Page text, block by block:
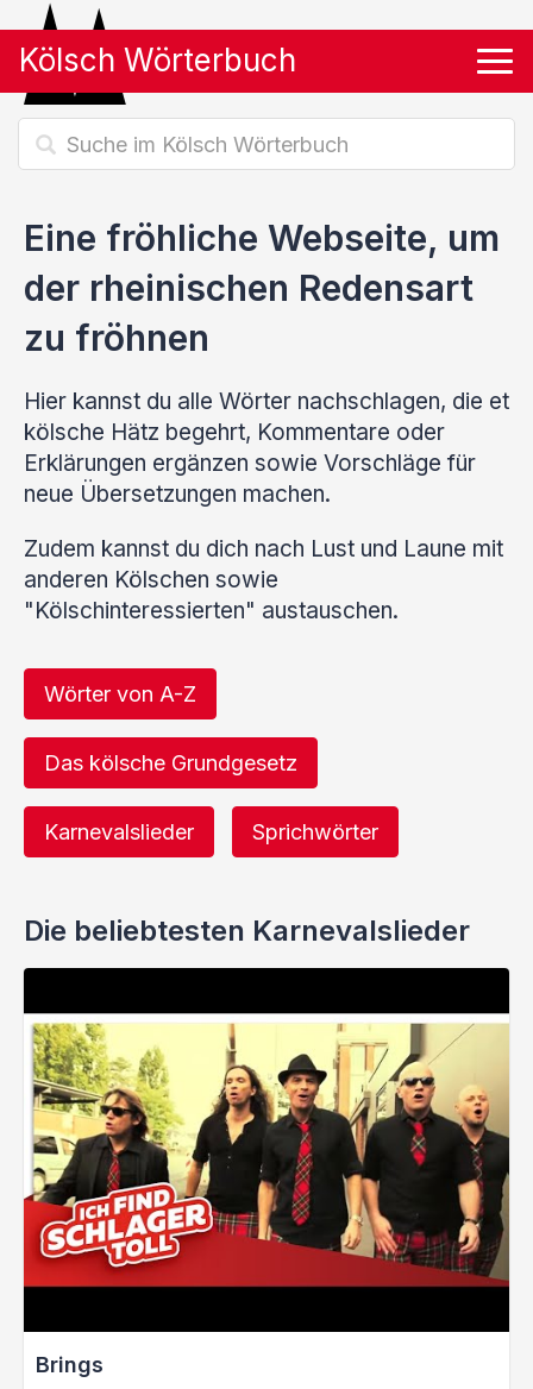
Kölsch Wörterbuch
Eine fröhliche Webseite, um
der rheinischen Redensart
zu fröhnen
Hier kannst du alle Wörter nachschlagen, die et
kölsche Hätz begehrt, Kommentare oder
Erklärungen ergänzen sowie Vorschläge für
neue Übersetzungen machen.
Zudem kannst du dich nach Lust und Laune mit
anderen Kölschen sowie
"Kölschinteressierten" austauschen.
Wörter von A-Z
Das kölsche Grundgesetz
Karnevalslieder Sprichwörter
Die beliebtesten Karnevalslieder
Brings